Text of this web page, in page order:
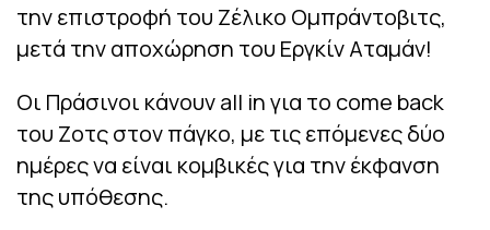
την επιστροφή του Ζέλικο Ομπράντοβιτς,
μετά την αποχώρηση του Εργκίν Αταμάν!
Οι Πράσινοι κάνουν all in για το come back
του Ζοτς στον πάγκο, με τις επόμενες δύο
ημέρες να είναι κομβικές για την έκφανση
της υπόθεσης.